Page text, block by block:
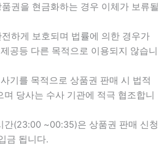
권을 현금화하는 경우 이체가 보류될
하게 보호되며 법률에 의한 경우가
공등 다른 목적으로 이용되지 않습니
기를 목적으로 상품권 판매 시 법적
며 당사는 수사 기관에 적극 협조합니
간(23:00 ~00:35)은 상품권 판매 신청
금 됩니다.